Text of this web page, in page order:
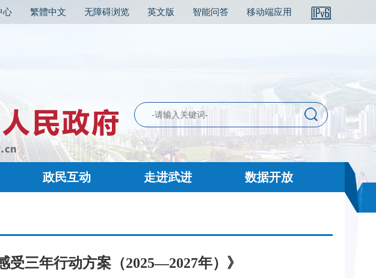
心 繁體中文 无障碍浏览 英文版 智能问答 移动端应用
政民互动 走进武进 数据开放
三年行动方案（2025—2027年）》